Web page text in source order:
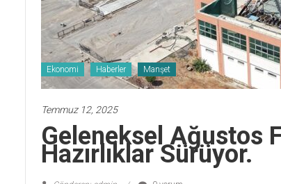
Ekonomi Haberler Manşet
Temmuz 12, 2025
Geleneksel Ağustos
Hazırlıklar Sürüyor.